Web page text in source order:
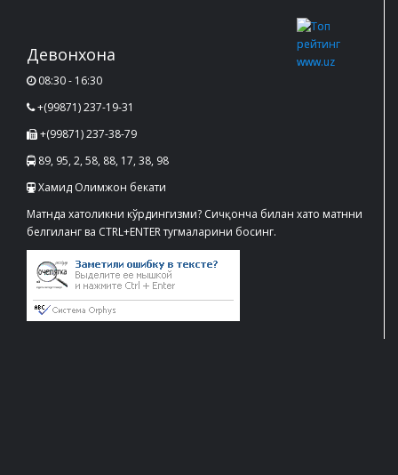
Девонхона
08:30 - 16:30
+(99871) 237-19-31
+(99871) 237-38-79
89, 95, 2, 58, 88, 17, 38, 98
Хамид Олимжон бекати
Матнда хатоликни кўрдингизми? Сичқонча билан хато матнни
белгиланг ва CTRL+ENTER тугмаларини босинг.